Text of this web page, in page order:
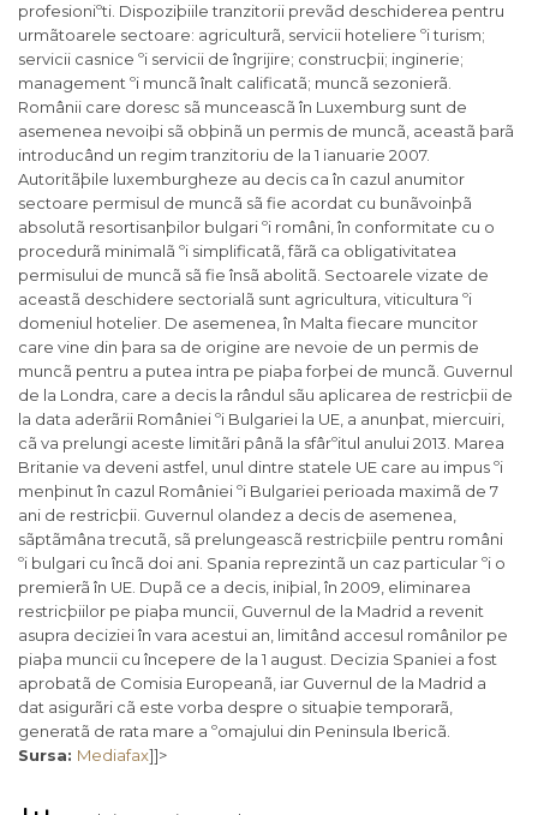
profesioniºti. Dispoziþiile tranzitorii prevãd deschiderea pentru
urmãtoarele sectoare: agriculturã, servicii hoteliere ºi turism;
servicii casnice ºi servicii de îngrijire; construcþii; inginerie;
management ºi muncã înalt calificatã; muncã sezonierã.
Românii care doresc sã munceascã în Luxemburg sunt de
asemenea nevoiþi sã obþinã un permis de muncã, aceastã þarã
introducând un regim tranzitoriu de la 1 ianuarie 2007.
Autoritãþile luxemburgheze au decis ca în cazul anumitor
sectoare permisul de muncã sã fie acordat cu bunãvoinþã
absolutã resortisanþilor bulgari ºi români, în conformitate cu o
procedurã minimalã ºi simplificatã, fãrã ca obligativitatea
permisului de muncã sã fie însã abolitã. Sectoarele vizate de
aceastã deschidere sectorialã sunt agricultura, viticultura ºi
domeniul hotelier. De asemenea, în Malta fiecare muncitor
care vine din þara sa de origine are nevoie de un permis de
muncã pentru a putea intra pe piaþa forþei de muncã. Guvernul
de la Londra, care a decis la rândul sãu aplicarea de restricþii de
la data aderãrii României ºi Bulgariei la UE, a anunþat, miercuiri,
cã va prelungi aceste limitãri pânã la sfârºitul anului 2013. Marea
Britanie va deveni astfel, unul dintre statele UE care au impus ºi
menþinut în cazul României ºi Bulgariei perioada maximã de 7
ani de restricþii. Guvernul olandez a decis de asemenea,
sãptãmâna trecutã, sã prelungeascã restricþiile pentru români
ºi bulgari cu încã doi ani. Spania reprezintã un caz particular ºi o
premierã în UE. Dupã ce a decis, iniþial, în 2009, eliminarea
restricþiilor pe piaþa muncii, Guvernul de la Madrid a revenit
asupra deciziei în vara acestui an, limitând accesul românilor pe
piaþa muncii cu începere de la 1 august. Decizia Spaniei a fost
aprobatã de Comisia Europeanã, iar Guvernul de la Madrid a
dat asigurãri cã este vorba despre o situaþie temporarã,
generatã de rata mare a ºomajului din Peninsula Ibericã.
Sursa: Mediafax]]>